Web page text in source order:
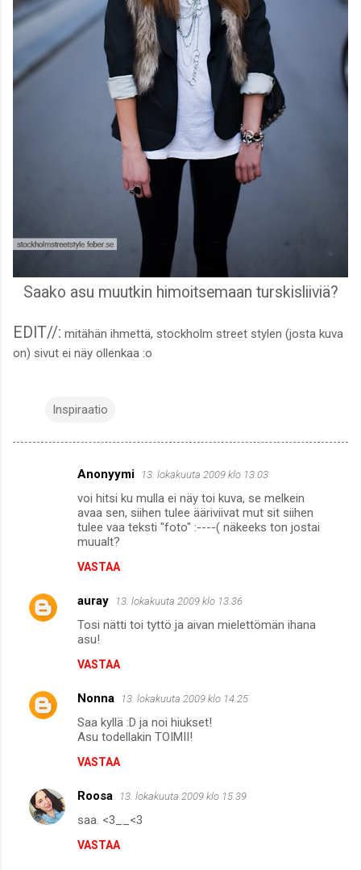
Saako asu muutkin himoitsemaan turskisliiviä?
EDIT//: mitähän ihmettä, stockholm street stylen (josta kuva
on) sivut ei näy ollenkaa :o
Inspiraatio
n
t
Anonyymi 13. lokakuuta 2009 klo 13.03
voi hitsi ku mulla ei näy toi kuva, se melkein
avaa sen, siihen tulee ääriviivat mut sit siihen
tulee vaa teksti "foto" :----( näkeeks ton jostai
muualt?
VASTAA
auray 13. lokakuuta 2009 klo 13.36
Tosi nätti toi tyttö ja aivan mielettömän ihana
asu!
VASTAA
Nonna 13. lokakuuta 2009 klo 14.25
Saa kyllä :D ja noi hiukset!
Asu todellakin TOIMII!
VASTAA
Roosa 13. lokakuuta 2009 klo 15.39
saa. <3__<3
VASTAA